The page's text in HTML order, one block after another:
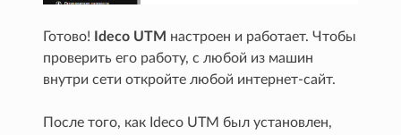
Готово! Ideco UTM настроен и работает. Чтобы
проверить его работу, с любой из машин
внутри сети откройте любой интернет-сайт.
После того, как Ideco UTM был установлен,